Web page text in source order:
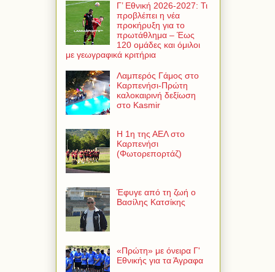
Γ’ Εθνική 2026-2027: Τι
προβλέπει η νέα
προκήρυξη για το
πρωτάθλημα – Έως
120 ομάδες και όμιλοι
με γεωγραφικά κριτήρια
Λαμπερός Γάμος στο
Καρπενήσι-Πρώτη
καλοκαιρινή δεξίωση
στο Kasmir
Η 1η της ΑΕΛ στο
Καρπενήσι
(Φωτορεπορτάζ)
Έφυγε από τη ζωή ο
Βασίλης Κατσίκης
«Πρώτη» με όνειρα Γ'
Εθνικής για τα Άγραφα